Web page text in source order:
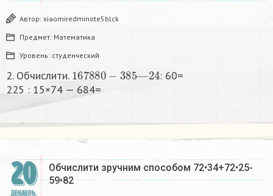
Автор: xiaomiredminote5blck
Предмет: Математика
Уровень: студенческий
2. Обчислити. 167880 385— 24 : 60=
225 : 15×74 — 684=​
20
ДЕКАБРЬ
Обчислити зручним способом 72•34+72•25-
59•82